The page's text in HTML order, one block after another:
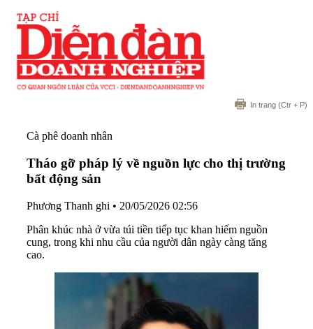
In trang (Ctr + P)
Cà phê doanh nhân
Tháo gỡ pháp lý về nguồn lực cho thị trường
bất động sản
Phương Thanh ghi • 20/05/2026 02:56
Phân khúc nhà ở vừa túi tiền tiếp tục khan hiếm nguồn
cung, trong khi nhu cầu của người dân ngày càng tăng
cao.